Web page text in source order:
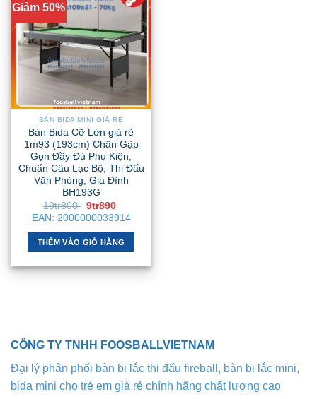
Giảm 50%
BÀN BIDA MINI GIÁ RẺ
Bàn Bida Cỡ Lớn giá rẻ
1m93 (193cm) Chân Gập
Gọn Đầy Đủ Phụ Kiện,
Chuẩn Câu Lạc Bộ, Thi Đấu
Văn Phòng, Gia Đình
BH193G
19tr800 Giá
gốc
là:
19tr800 .
9tr890
hiện
tại
là:
9tr890 .
EAN: 2000000033914
THÊM VÀO GIỎ HÀNG
CÔNG TY TNHH FOOSBALLVIETNAM
Đại lý phân phối bàn bi lắc thi đấu fireball, bàn bi lắc mini,
bida mini cho trẻ em giá rẻ chính hãng chất lượng cao